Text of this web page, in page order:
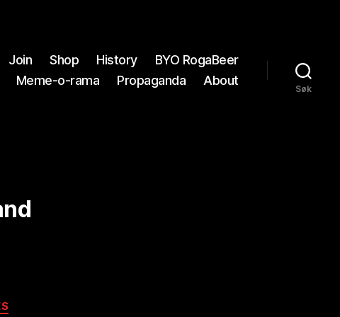
Join Shop History
BYO RogaBeer
Meme-o-rama
Propaganda About
Søk